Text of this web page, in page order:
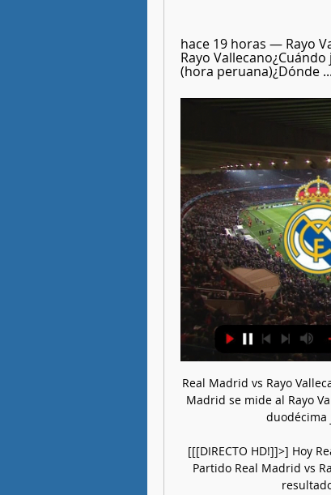
hace 19 horas — Rayo
Rayo
(hora peruana)¿Dónde ...
Real Madrid vs Rayo
Madrid se mide al Rayo
duodécima
[[[DIRECTO HD!]]>] Hoy
Partido Real Madrid vs